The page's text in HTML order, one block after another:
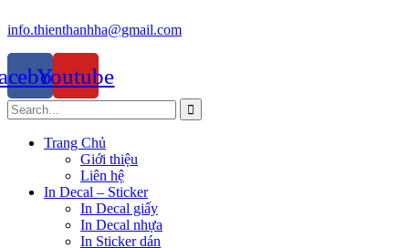
info.thienthanhha@gmail.com
Youtube
Trang Chủ
Giới thiệu
Liên hệ
In Decal – Sticker
In Decal giấy
In Decal nhựa
In Sticker dán